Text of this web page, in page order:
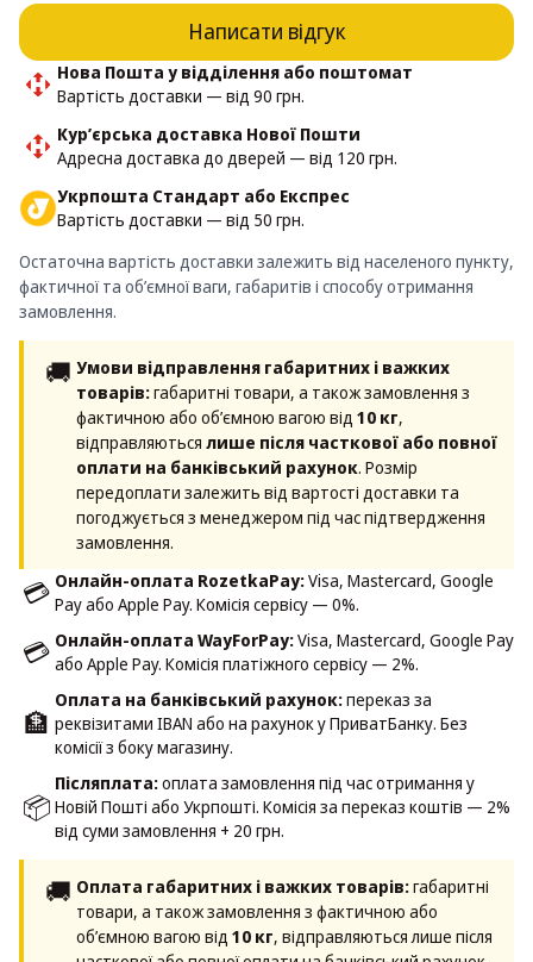
Написати відгук
Нова Пошта у відділення або поштомат
Вартість доставки — від 90 грн.
Кур’єрська доставка Нової Пошти
Адресна доставка до дверей — від 120 грн.
Укрпошта Стандарт або Експрес
Вартість доставки — від 50 грн.
Остаточна вартість доставки залежить від населеного пункту,
фактичної та об’ємної ваги, габаритів і способу отримання
замовлення.
🚚 Умови відправлення габаритних і важких
товарів:габаритні товари, а також замовлення з
фактичною або об’ємною вагою від 10 кг,
відправляються лише після часткової або повної
оплати на банківський рахунок. Розмір
передоплати залежить від вартості доставки та
погоджується з менеджером під час підтвердження
замовлення.
💳 Онлайн-оплата RozetkaPay:Visa, Mastercard, Google
Pay або Apple Pay. Комісія сервісу — 0%.
💳 Онлайн-оплата WayForPay:Visa, Mastercard, Google Pay
або Apple Pay. Комісія платіжного сервісу — 2%.
🏦
Оплата на банківський рахунок:переказ за
реквізитами IBAN або на рахунок у ПриватБанку. Без
комісії з боку магазину.
📦
Післяплата:оплата замовлення під час отримання у
Новій Пошті або Укрпошті. Комісія за переказ коштів — 2%
від суми замовлення + 20 грн.
🚚 Оплата габаритних і важких товарів:габаритні
товари, а також замовлення з фактичною або
об’ємною вагою від 10 кг, відправляються лише після